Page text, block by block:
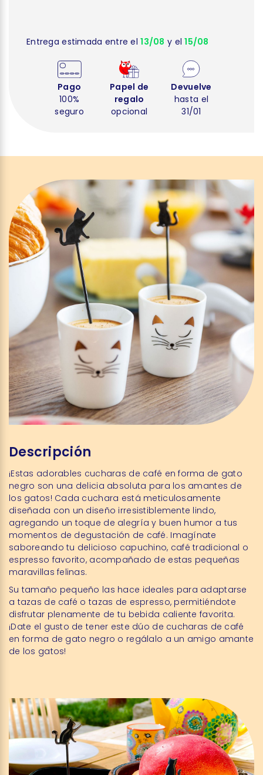
Entrega estimada entre el13/08 y el15/08
Pago
100%
seguro
Papel de
regalo
opcional
Devuelve
hasta el
31/01
Descripción
¡Estas adorables cucharas de café en forma de gato
negro son una delicia absoluta para los amantes de
los gatos! Cada cuchara está meticulosamente
diseñada con un diseño irresistiblemente lindo,
agregando un toque de alegría y buen humor a tus
momentos de degustación de café. Imagínate
saboreando tu delicioso capuchino, café tradicional o
espresso favorito, acompañado de estas pequeñas
maravillas felinas.
Su tamaño pequeño las hace ideales para adaptarse
a tazas de café o tazas de espresso, permitiéndote
disfrutar plenamente de tu bebida caliente favorita.
¡Date el gusto de tener este dúo de cucharas de café
en forma de gato negro o regálalo a un amigo amante
de los gatos!